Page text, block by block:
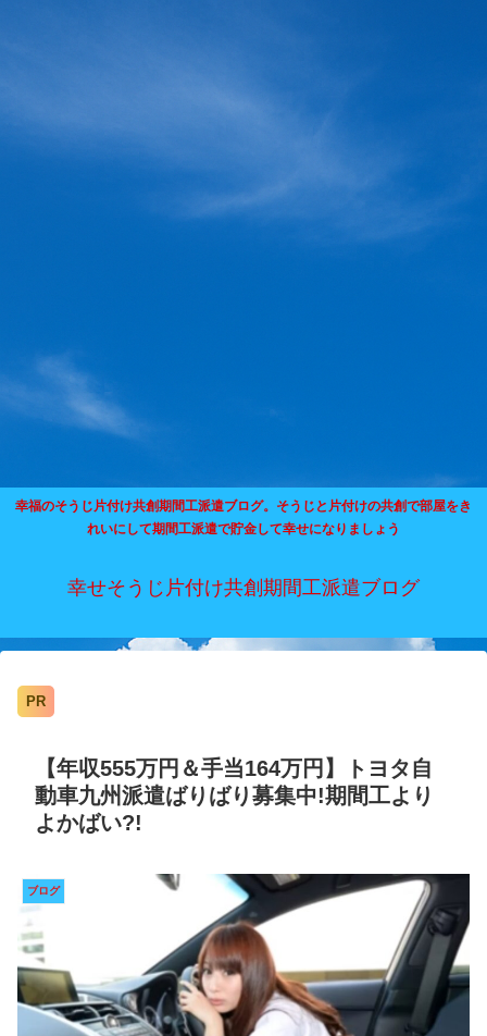
幸福のそうじ片付け共創期間工派遣ブログ。そうじと片付けの共創で部屋をき
れいにして期間工派遣で貯金して幸せになりましょう
幸せそうじ片付け共創期間工派遣ブログ
PR
【年収555万円＆手当164万円】トヨタ自
動車九州派遣ばりばり募集中!期間工より
よかばい?!
ブログ